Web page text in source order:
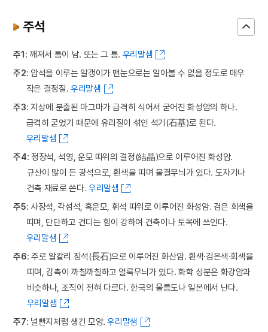
주석
주1: 깨져서 틈이 남. 또는 그 틈. 우리말샘
주2: 암석을 이루는 알갱이가 맨눈으로는 알아볼 수 없을 정도로 매우
작은 결정질. 우리말샘
주3: 지상에 분출된 마그마가 급격히 식어서 굳어진 화성암의 하나.
급격히 굳었기 때문에 유리질이 섞인 석기(石基)로 된다.
우리말샘
주4: 정장석, 석영, 운모 따위의 결정(結晶)으로 이루어진 화성암.
규산이 많이 든 광석으로, 흰색을 띠며 물결무늬가 있다. 도자기나
건축 재료로 쓴다. 우리말샘
주5: 사장석, 각섬석, 흑운모, 휘석 따위로 이루어진 화성암. 검은 회색을
띠며, 단단하고 견디는 힘이 강하여 건축이나 토목에 쓰인다.
우리말샘
주6: 주로 알칼리 장석(長石)으로 이루어진 화산암. 흰색·검은색·회색을
띠며, 감촉이 까칠까칠하고 얼룩무늬가 있다. 화학 성분은 화강암과
비슷하나, 조직이 전혀 다르다. 한국의 울릉도나 일본에서 난다.
우리말샘
주7: 널빤지처럼 생긴 모양.우리말샘